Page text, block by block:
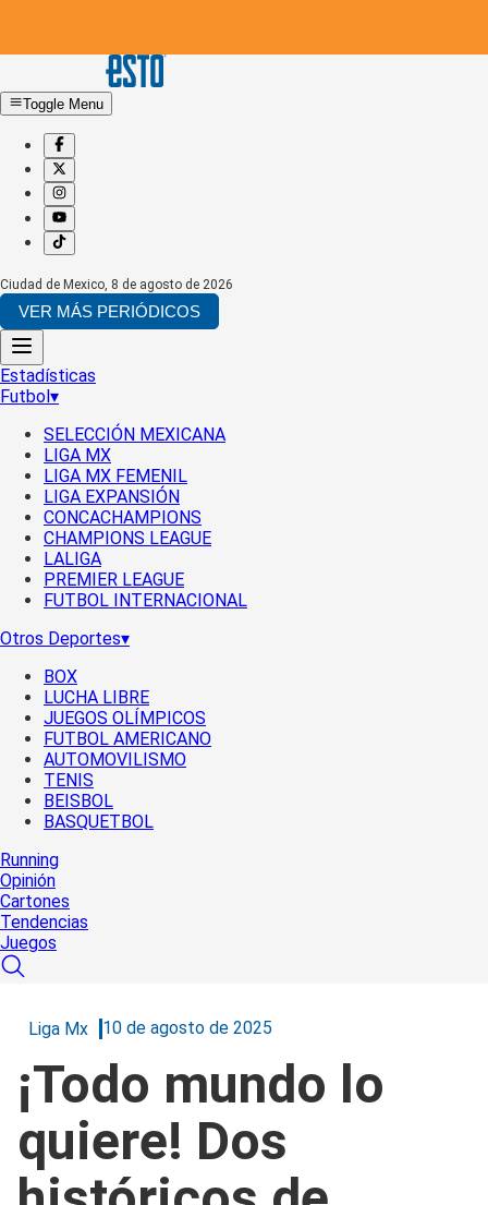
Toggle Menu
Ciudad de Mexico, 8 de agosto de 2026
VER MÁS PERIÓDICOS
Estadísticas
Futbol▾
SELECCIÓN MEXICANA
LIGA MX
LIGA MX FEMENIL
LIGA EXPANSIÓN
CONCACHAMPIONS
CHAMPIONS LEAGUE
LALIGA
PREMIER LEAGUE
FUTBOL INTERNACIONAL
Otros Deportes▾
BOX
LUCHA LIBRE
JUEGOS OLÍMPICOS
FUTBOL AMERICANO
AUTOMOVILISMO
TENIS
BEISBOL
BASQUETBOL
Running
Opinión
Cartones
Tendencias
Juegos
Liga Mx 10 de agosto de 2025
¡Todo mundo lo
quiere! Dos